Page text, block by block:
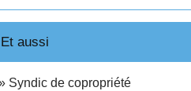
Et aussi
Syndic de copropriété